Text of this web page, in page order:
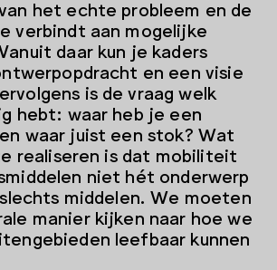
het echte probleem en de
verbindt aan mogelijke
daar kun je kaders
en een visie
is de vraag welk
hebt: waar heb je een
waar juist een stok? Wat
realiseren is dat mobiliteit
niet hét onderwerp
middelen. We moeten
manier kijken naar hoe we
leefbaar kunnen